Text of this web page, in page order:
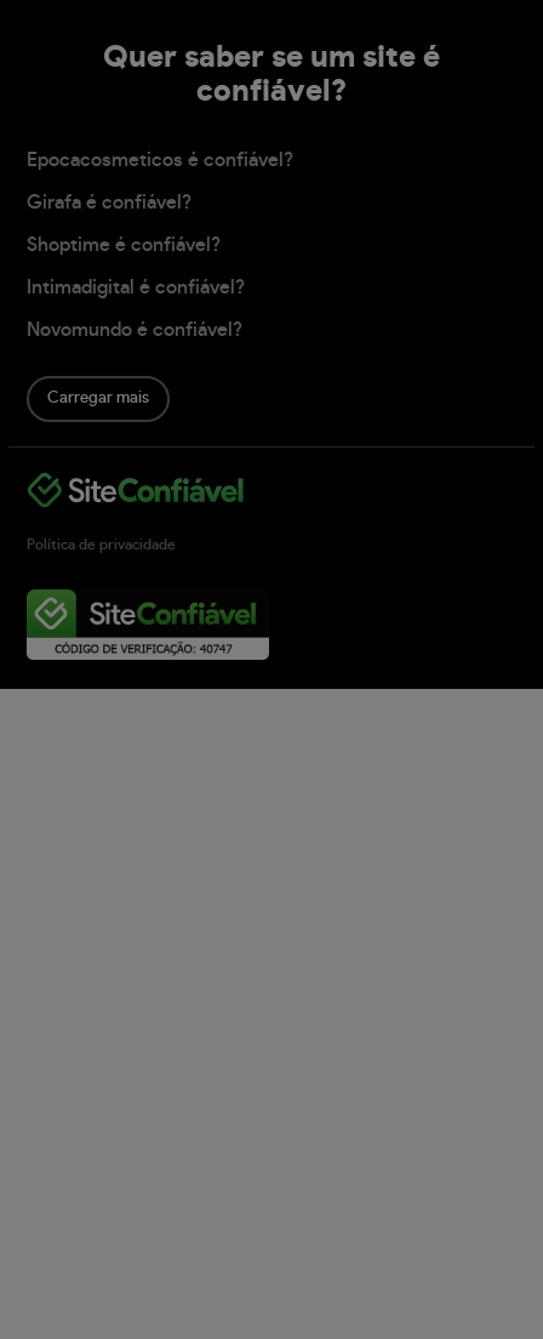
Quer saber se um site é
confiável?
Epocacosmeticos é confiável?
Girafa é confiável?
Shoptime é confiável?
Intimadigital é confiável?
Novomundo é confiável?
Carregar mais
Política de privacidade